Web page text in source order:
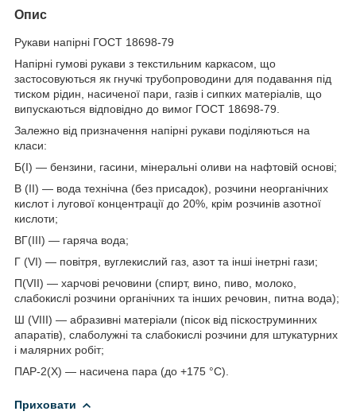
Опис
Рукави напірні ГОСТ 18698-79
Напірні гумові рукави з текстильним каркасом, що
застосовуються як гнучкі трубопроводини для подавання під
тиском рідин, насиченої пари, газів і сипких матеріалів, що
випускаються відповідно до вимог ГОСТ 18698-79.
Залежно від призначення напірні рукави поділяються на
класи:
Б(I) — бензини, гасини, мінеральні оливи на нафтовій основі;
В (II) — вода технічна (без присадок), розчини неорганічних
кислот і лугової концентрації до 20%, крім розчинів азотної
кислоти;
ВГ(III) — гаряча вода;
Г (VI) — повітря, вуглекислий газ, азот та інші інетрні гази;
П(VII) — харчові речовини (спирт, вино, пиво, молоко,
слабокислі розчини органічних та інших речовин, питна вода);
Ш (VIII) — абразивні матеріали (пісок від піскоструминних
апаратів), слаболужні та слабокислі розчини для штукатурних
і малярних робіт;
ПАР-2(X) — насичена пара (до +175 °C).
Приховати